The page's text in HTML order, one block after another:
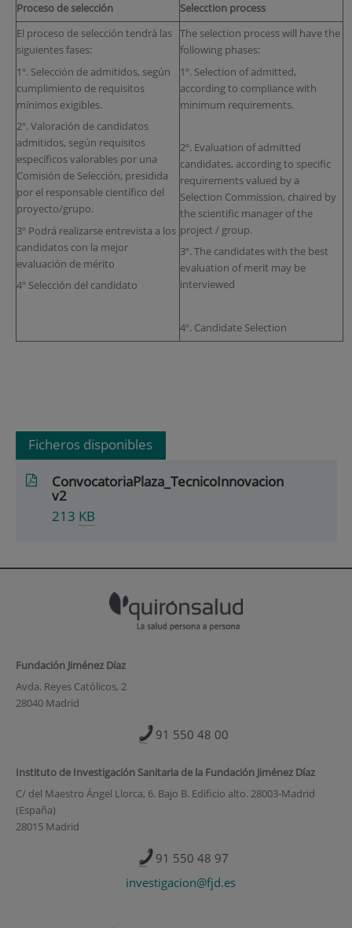
Proceso de selección
Selecction process
El proceso de selección tendrá las
siguientes fases:
1º. Selección de admitidos, según
cumplimiento de requisitos
mínimos exigibles.
2º. Valoración de candidatos
admitidos, según requisitos
específicos valorables por una
Comisión de Selección, presidida
por el responsable científico del
proyecto/grupo.
3º Podrá realizarse entrevista a los
candidatos con la mejor
evaluación de mérito
4º Selección del candidato
The selection process will have the
following phases:
1º. Selection of admitted,
according to compliance with
minimum requirements.
2º. Evaluation of admitted
candidates, according to specific
requirements valued by a
Selection Commission, chaired by
the scientific manager of the
project / group.
3º. The candidates with the best
evaluation of merit may be
interviewed
4º. Candidate Selection
Ficheros disponibles
ConvocatoriaPlaza_TecnicoInnovacion
v2
213 KB
Fundación Jiménez Díaz
Avda. Reyes Católicos, 2
28040 Madrid
91 550 48 00
Instituto de Investigación Sanitaria de la Fundación Jiménez Díaz
C/ del Maestro Ángel Llorca, 6. Bajo B. Edificio alto. 28003-Madrid
(España)
28015 Madrid
91 550 48 97
investigacion@fjd.es